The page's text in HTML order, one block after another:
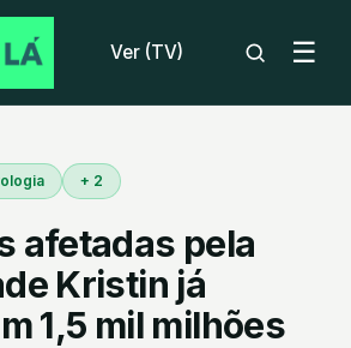
Ver (TV) ☰
+ 2
afetadas pela
Kristin já
1,5 mil milhões